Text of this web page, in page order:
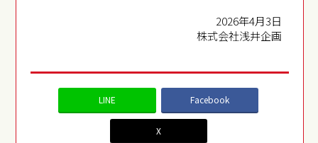
2026年4月3日
株式会社浅井企画
LINE Facebook
X